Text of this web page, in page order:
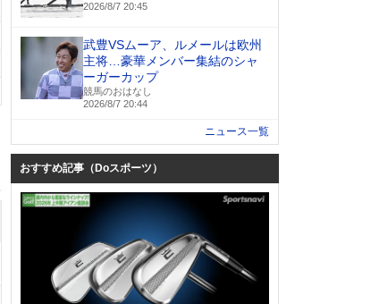
2026/8/7 20:45
武豊VSムーア、ルメールは欧州
主将…豪華メンバー集結のシャ
ーガーカップ
競馬のおはなし
2026/8/7 20:44
ニュース一覧
おすすめ記事（Doスポーツ）